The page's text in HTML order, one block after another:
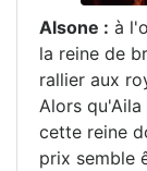
Alsone : à
la reine de
rallier aux
Alors
cette reine
prix semble